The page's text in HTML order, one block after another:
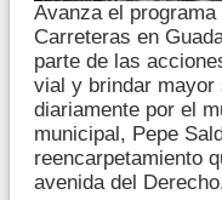
Avanza el
Carreteras en
parte de las
vial y brindar mayor
diariamente por el
municipal, Pepe
reencarpetamiento
avenida del